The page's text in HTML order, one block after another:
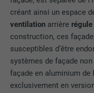
créant ainsi un espace
ventilation arrière
construction, ces
susceptibles d’être
systèmes de façade
façade en aluminium de
exclusivement en
être
EXPIRATION 1
UTILITÉ
Est
NOM _gid
UTILITÉ
Ce